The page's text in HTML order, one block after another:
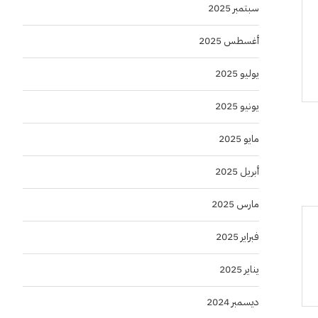
سبتمبر 2025
أغسطس 2025
يوليو 2025
يونيو 2025
مايو 2025
أبريل 2025
مارس 2025
فبراير 2025
يناير 2025
ديسمبر 2024